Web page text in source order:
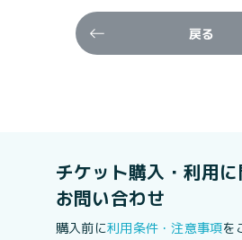
戻る
チケット購入・利用に
お問い合わせ
購入前に利用条件・注意事項を